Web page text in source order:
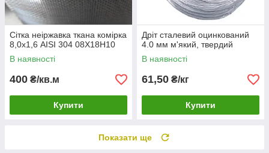
Сітка неіржавка ткана комірка
8,0х1,6 AISI 304 08Х18Н10
В наявності
400 ₴/кв.м
Купити
Дріт сталевий оцинкований
4.0 мм м'який, твердий
В наявності
61,50 ₴/кг
Купити
Показати ще